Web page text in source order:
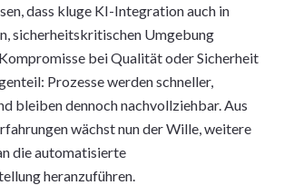
dass kluge KI-Integration auch in
sicherheitskritischen Umgebung
bei Qualität oder Sicherheit
Prozesse werden schneller,
bleiben dennoch nachvollziehbar. Aus
wächst nun der Wille, weitere
die automatisierte
heranzuführen.